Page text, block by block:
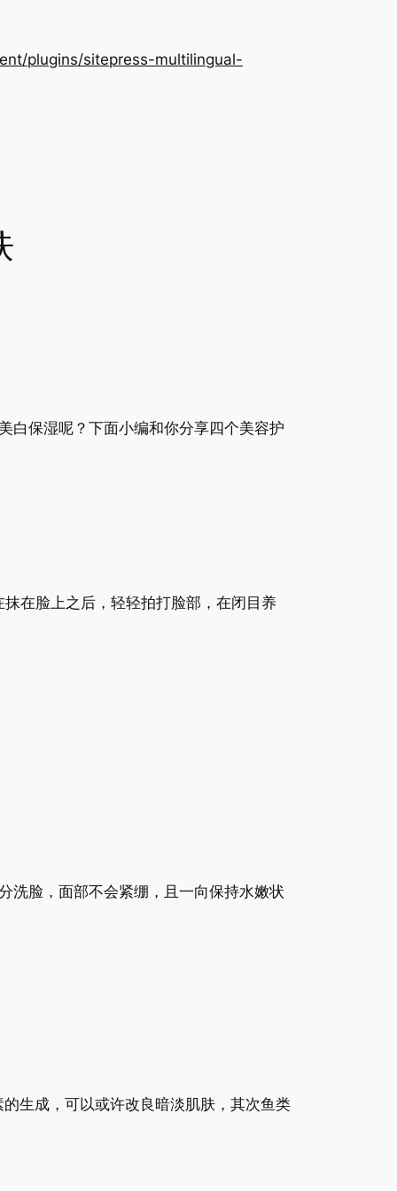
plugins/sitepress-multilingual-
白保湿呢？下面小编和你分享四个美容护
在脸上之后，轻轻拍打脸部，在闭目养
洗脸，面部不会紧绷，且一向保持水嫩状
生成，可以或许改良暗淡肌肤，其次鱼类